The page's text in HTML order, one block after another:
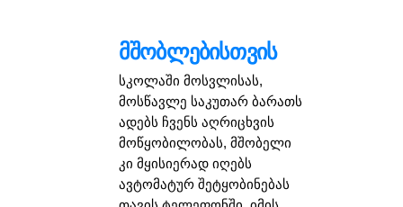
მშობლებისთვის
სკოლაში მოსვლისას,
მოსწავლე საკუთარ ბარათს
ადებს ჩვენს აღრიცხვის
მოწყობილობას, მშობელი
კი მყისიერად იღებს
ავტომატურ შეტყობინებას